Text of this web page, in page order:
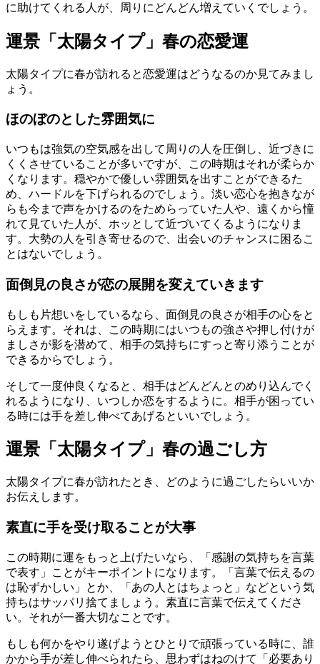
に助けてくれる人が、周りにどんどん増えていくでしょう。
運景「太陽タイプ」春の恋愛運
太陽タイプに春が訪れると恋愛運はどうなるのか見てみまし
ょう。
ほのぼのとした雰囲気に
いつもは強気の空気感を出して周りの人を圧倒し、近づきに
くくさせていることが多いですが、この時期はそれが柔らか
くなります。穏やかで優しい雰囲気を出すことができるた
め、ハードルを下げられるのでしょう。淡い恋心を抱きなが
らも今まで声をかけるのをためらっていた人や、遠くから憧
れて見ていた人が、ホッとして近づいてくるようになりま
す。大勢の人を引き寄せるので、出会いのチャンスに困るこ
とはないでしょう。
面倒見の良さが恋の展開を変えていきます
もしも片想いをしているなら、面倒見の良さが相手の心をと
らえます。それは、この時期にはいつもの強さや押し付けが
ましさが影を潜めて、相手の気持ちにすっと寄り添うことが
できるからでしょう。
そして一度仲良くなると、相手はどんどんとのめり込んでく
れるようになり、いつしか恋をするように。相手が困ってい
る時には手を差し伸べてあげるといいでしょう。
運景「太陽タイプ」春の過ごし方
太陽タイプに春が訪れたとき、どのように過ごしたらいいか
お伝えします。
素直に手を受け取ることが大事
この時期に運をもっと上げたいなら、「感謝の気持ちを言葉
で表す」ことがキーポイントになります。「言葉で伝えるの
は恥ずかしい」とか、「あの人とはちょっと」などという気
持ちはサッパリ捨てましょう。素直に言葉で伝えてくださ
い。それが一番大切なことです。
もしも何かをやり遂げようとひとりで頑張っている時に、誰
かから手が差し伸べられたら、思わずはねのけて「必要あり